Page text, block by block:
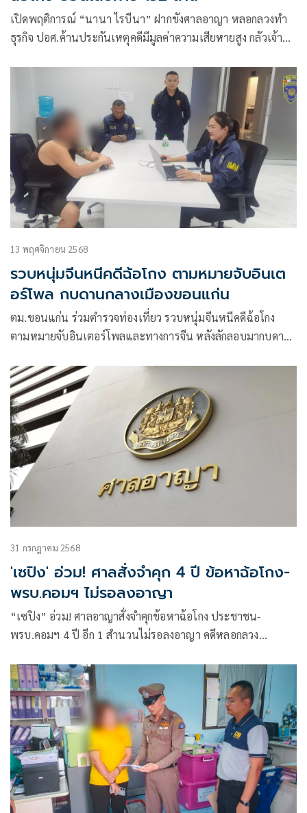
เปิดพฤติการณ์ “นานา ไรบีนา” ฝากขังศาลอาญา หลอกลวงทำ
ธุรกิจ ปอศ.ค้านประกันเหตุคดีมีมูลค่าความเสียหายสูง กลัวเจ้าตัว
13 พฤศจิกายน 2568
รวบหนุ่มจีนหนีคดีฉ้อโกง ตามหมายจับอินเต
อร์โพล กบดานกลางเมืองขอนแก่น
ตม.ขอนแก่น ร่วมตำรวจท่องเที่ยว รวบหนุ่มจีนหนีคดีฉ้อโกง
ตามหมายจับอินเตอร์โพลและทางการจีน หลังลักลอบมากบดาน
31 กรกฎาคม 2568
'เซปิง' อ่วม! ศาลสั่งจำคุก 4 ปี ข้อหาฉ้อโกง-
พรบ.คอมฯ ไม่รอลงอาญา
“เซปิง” อ่วม! ศาลอาญาสั่งจำคุกข้อหาฉ้อโกง ประชาชน-
พรบ.คอมฯ 4 ปี อีก 1 สำนวนไม่รอลงอาญา คดีหลอกลวง